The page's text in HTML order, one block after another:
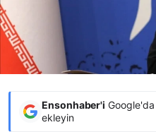
Ensonhaber'i Google'da
ekleyin